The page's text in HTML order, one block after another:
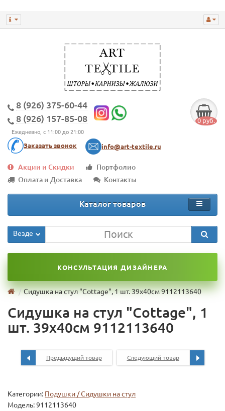
8 (926) 375-60-44
8 (926) 157-85-08
Ежедневно, с 11:00 до 21:00
Заказать звонок info@art-textile.ru
0 руб.
Акции и Скидки
Портфолио
Оплата и Доставка
Контакты
Каталог товаров
Везде
КОНСУЛЬТАЦИЯ ДИЗАЙНЕРА
Сидушка на стул "Cottage", 1 шт. 39х40см 9112113640
Сидушка на стул "Cottage", 1
шт. 39х40см 9112113640
Предыдущий товар Следующий товар
Категории: Подушки / Сидушки на стул
Модель:9112113640